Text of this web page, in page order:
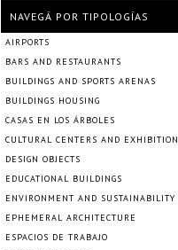
NAVEGÁ POR TIPOLOGÍAS
AIRPORTS
BARS AND RESTAURANTS
BUILDINGS AND SPORTS ARENAS
BUILDINGS HOUSING
CASAS EN LOS ÁRBOLES
CULTURAL CENTERS AND EXHIBITION
DESIGN OBJECTS
EDUCATIONAL BUILDINGS
ENVIRONMENT AND SUSTAINABILITY
EPHEMERAL ARCHITECTURE
ESPACIOS DE TRABAJO